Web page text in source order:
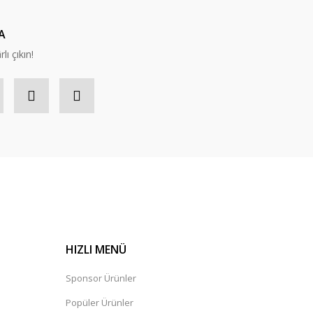
çıkın!
HIZLI MENÜ
Sponsor Ürünler
Popüler Ürünler